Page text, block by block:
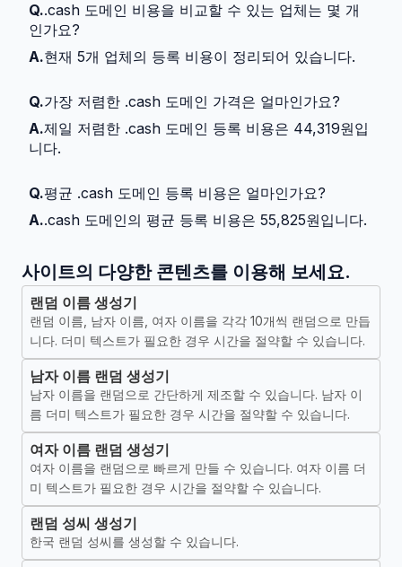
Q..cash 도메인 비용을 비교할 수 있는 업체는 몇 개
인가요?
A.현재 5개 업체의 등록 비용이 정리되어 있습니다.
Q.가장 저렴한 .cash 도메인 가격은 얼마인가요?
A.제일 저렴한 .cash 도메인 등록 비용은 44,319원입
니다.
Q.평균 .cash 도메인 등록 비용은 얼마인가요?
A..cash 도메인의 평균 등록 비용은 55,825원입니다.
사이트의 다양한 콘텐츠를 이용해 보세요.
랜덤 이름 생성기
랜덤 이름, 남자 이름, 여자 이름을 각각 10개씩 랜덤으로 만듭
니다. 더미 텍스트가 필요한 경우 시간을 절약할 수 있습니다.
남자 이름 랜덤 생성기
남자 이름을 랜덤으로 간단하게 제조할 수 있습니다. 남자 이
름 더미 텍스트가 필요한 경우 시간을 절약할 수 있습니다.
여자 이름 랜덤 생성기
여자 이름을 랜덤으로 빠르게 만들 수 있습니다. 여자 이름 더
미 텍스트가 필요한 경우 시간을 절약할 수 있습니다.
랜덤 성씨 생성기
한국 랜덤 성씨를 생성할 수 있습니다.